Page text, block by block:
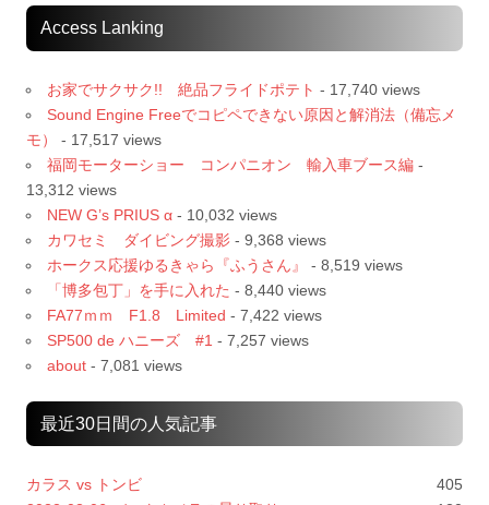
Access Lanking
お家でサクサク!! 絶品フライドポテト - 17,740 views
Sound Engine Freeでコピペできない原因と解消法（備忘メ
モ）
- 17,517 views
福岡モーターショー コンパニオン 輸入車ブース編 -
13,312 views
NEW G’s PRIUS α - 10,032 views
カワセミ ダイビング撮影 - 9,368 views
ホークス応援ゆるきゃら『ふうさん』
- 8,519 views
「博多包丁」を手に入れた - 8,440 views
FA77ｍｍ F1.8 Limited - 7,422 views
SP500 de ハニーズ #1 - 7,257 views
about - 7,081 views
最近30日間の人気記事
カラス vs トンビ
405